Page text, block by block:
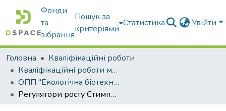
Фонди
та
зібрання
Пошук за
критеріями
Статистика Увійти
Головна
Кваліфікаційні роботи
Кваліфікаційні роботи магістрів
ОПП "Екологічна біотехнологія та біоенергетика"
Регулятори росту Стимпо та Регоплант у підвищенні активності ризосферних мікроорганізмів міскантусу (Miscanthus x giganteus)